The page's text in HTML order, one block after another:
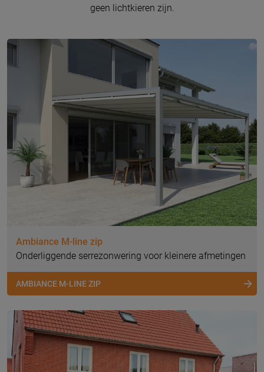
geen lichtkieren zijn.
Ambiance M-line zip
Onderliggende serrezonwering voor kleinere afmetingen
AMBIANCE M-LINE ZIP